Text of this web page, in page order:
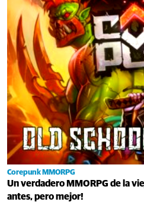
Corepunk MMORPG
Un verdadero MMORPG de la
antes, pero mejor!